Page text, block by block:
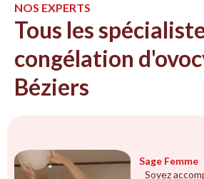
NOS EXPERTS
Tous les
congélation
Béziers
Sage Femme
Soyez